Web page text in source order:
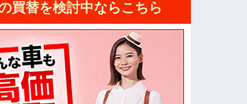
買替を検討中ならこちら